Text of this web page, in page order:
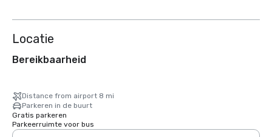
Locatie
Bereikbaarheid
Distance from airport 8 mi
Parkeren in de buurt
Gratis parkeren
Parkeerruimte voor bus